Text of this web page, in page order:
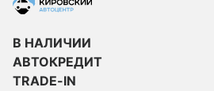
В НАЛИЧИИ
АВТОКРЕДИТ
TRADE-IN